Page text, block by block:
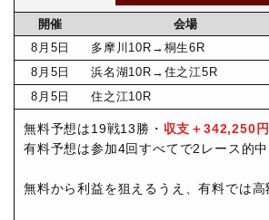
開催 会場
8月 5日 多摩川10R →桐生6R
8月 5日 浜名湖10R →住之江5R
8月 5日 住之江10R
無料予想は19戦13勝・ 収支＋342,250円
有料予想は参加4回すべてで2レース的中
無料から利益を狙えるうえ、有料では高